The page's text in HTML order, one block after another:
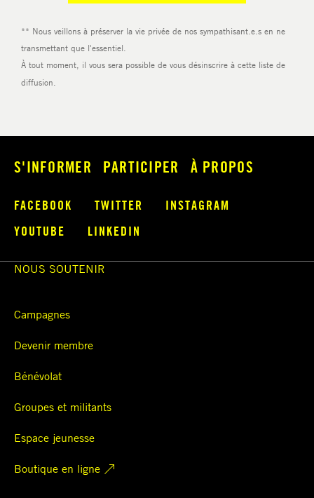
S'INFORMER PARTICIPER À PROPOS
FACEBOOK TWITTER
INSTAGRAM
YOUTUBE
LINKEDIN
NOUS SOUTENIR
Campagnes
Devenir membre
Bénévolat
Groupes et militants
Espace jeunesse
Boutique en ligne